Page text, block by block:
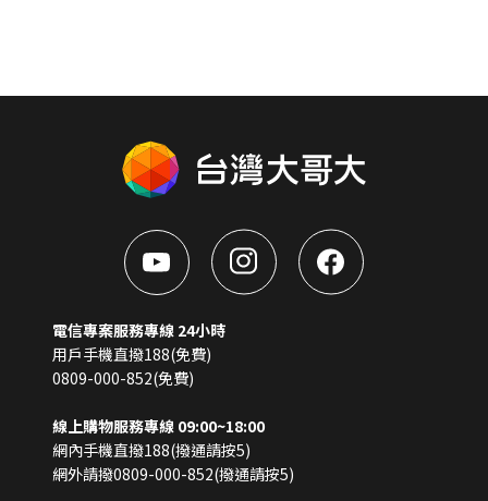
電信專案服務專線 24小時
用戶手機直撥188(免費)
0809-000-852(免費)
線上購物服務專線 09:00~18:00
網內手機直撥188(撥通請按5)
網外請撥0809-000-852(撥通請按5)